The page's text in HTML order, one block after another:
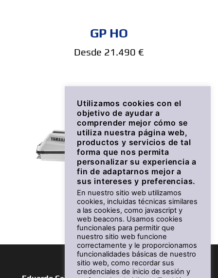
GP HO
Desde 21.490 €
SuperJet
Desde 10.499 €
Utilizamos cookies con el
objetivo de ayudar a
comprender mejor cómo se
utiliza nuestra página web,
productos y servicios de tal
forma que nos permita
personalizar su experiencia a
fin de adaptarnos mejor a
sus intereses y preferencias.
En nuestro sitio web utilizamos
cookies, incluidas técnicas similares
a las cookies, como javascript y
web beacons. Usamos cookies
funcionales para permitir que
nuestro sitio web funcione
correctamente y le proporcionamos
funcionalidades básicas de nuestro
sitio web, como recordar sus
credenciales de inicio de sesión y